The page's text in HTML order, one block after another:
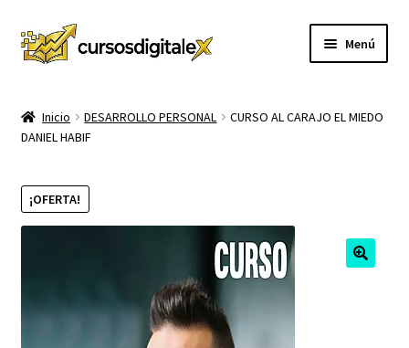
Ir
a
Ir
al
Menú
TIENDA
CURSOS
hijo
Inicio DESARROLLO PERSONAL
CURSO AL CARAJO EL MIEDO
DANIEL HABIF
¡OFERTA!